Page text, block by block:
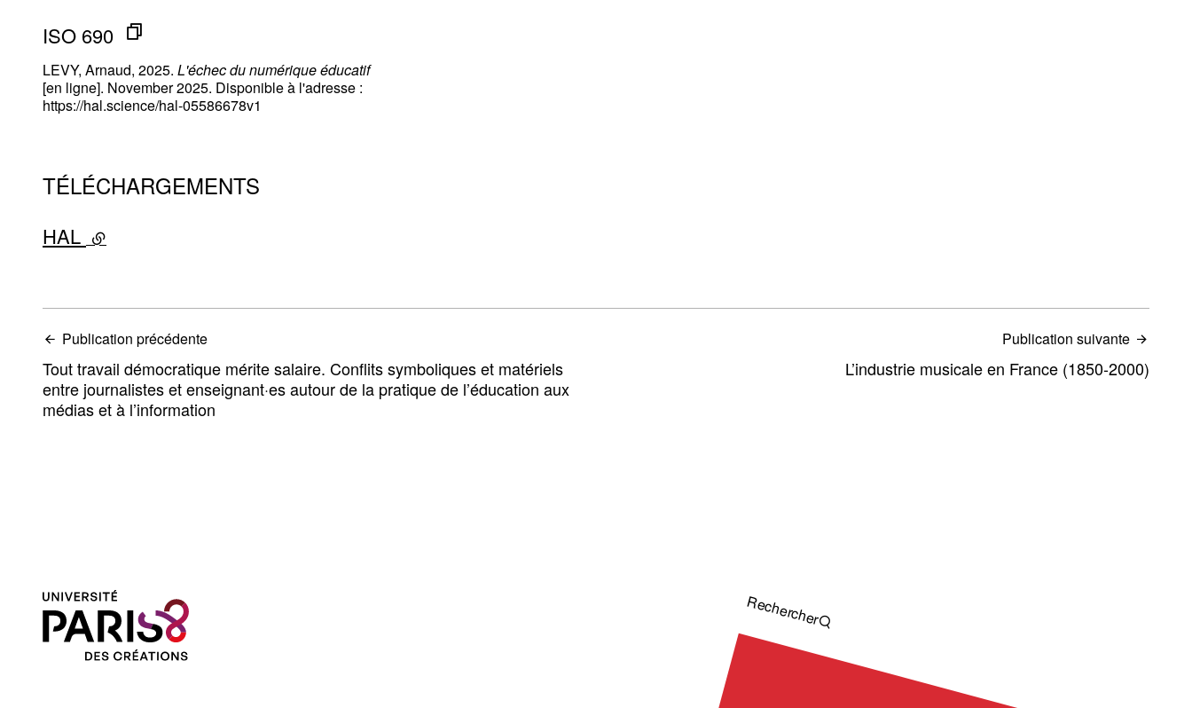
ISO 690
LEVY, Arnaud, 2025. L'échec du numérique éducatif
[en ligne]. November 2025. Disponible à l'adresse :
https://hal.science/hal-05586678v1
TÉLÉCHARGEMENTS
HAL - lien externe
Publication précédente
Tout travail démocratique mérite salaire. Conflits symboliques et matériels
entre journalistes et enseignant·es autour de la pratique de l’éducation aux
médias et à l’information
Publication suivante
L’industrie musicale en France (1850-2000)
Rechercher